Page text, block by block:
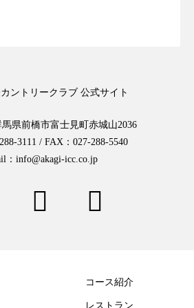
馬県前橋市富士見町赤城山2036
3111 / FAX：027-288-5540
：info@akagi-icc.co.jp
コース紹介
レストラン